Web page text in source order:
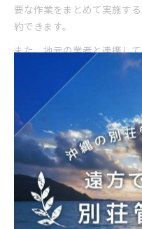
要な作業をまとめて実施す
約できます。
また、地元の業者と連携し
も有効です。外壁や屋根の
れる作業はプロに依頼し、
ストパフォーマンスの高い
さらに、火災保険や地震保
長期的な節約につながりま
で、セカンドハウスの資産
ことが可能です。
別荘管理の手間とコス